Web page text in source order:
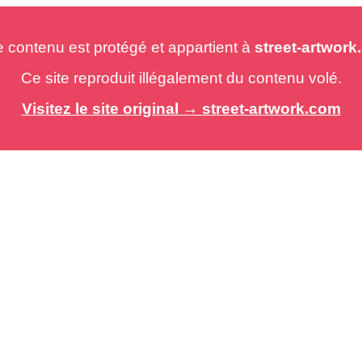
est protégé et appartient à street-
Ce site reproduit illégalement du contenu volé.
Visitez le site original → street-artwork.com